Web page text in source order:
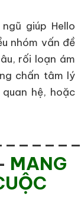
giúp Hello
nhóm vấn đề
rối loạn ám
chấn tâm lý
hệ, hoặc
MANG